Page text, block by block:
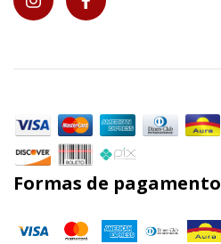
Formas de pagamento